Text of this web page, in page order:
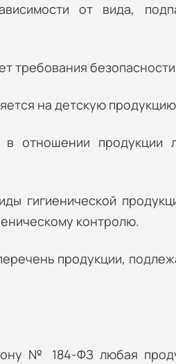
от вида,
требования
на детскую
отношении продукции
гигиенической
контролю.
продукции,
№ 184-ФЗ любая